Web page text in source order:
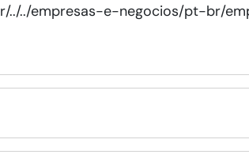
../../empresas-e-negocios/pt-br/